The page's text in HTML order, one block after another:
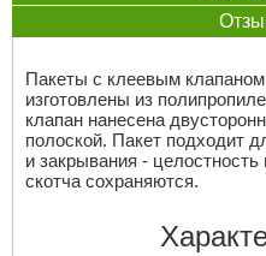
Пакеты с клеевым
изготовлены из
клапан нанесена
полоской. Пакет подходит
и закрывания - целостность
скотча сохраняются.